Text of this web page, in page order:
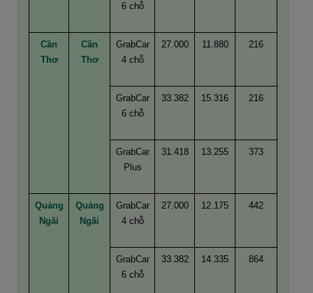
6 chỗ
Cần
Thơ
Cần
Thơ
GrabCar
4 chỗ
27.000 11.880 216
GrabCar
6 chỗ
33.382 15.316 216
GrabCar
Plus
31.418 13.255 373
Quảng
Ngãi
Quảng
Ngãi
GrabCar
4 chỗ
27.000 12.175 442
GrabCar
6 chỗ
33.382 14.335 864